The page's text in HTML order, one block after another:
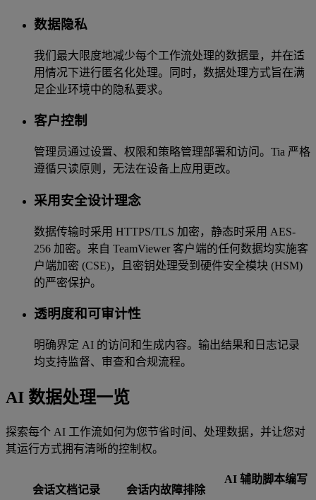
数据隐私
我们最大限度地减少每个工作流处理的数据量，并在适
用情况下进行匿名化处理。同时，数据处理方式旨在满
足企业环境中的隐私要求。
客户控制
管理员通过设置、权限和策略管理部署和访问。Tia 严格
遵循只读原则，无法在设备上应用更改。
采用安全设计理念
数据传输时采用 HTTPS/TLS 加密，静态时采用 AES-
256 加密。来自 TeamViewer 客户端的任何数据均实施客
户端加密 (CSE)，且密钥处理受到硬件安全模块 (HSM)
的严密保护。
透明度和可审计性
明确界定 AI 的访问和生成内容。输出结果和日志记录
均支持监督、审查和合规流程。
AI 数据处理一览
探索每个 AI 工作流如何为您节省时间、处理数据，并让您对
其运行方式拥有清晰的控制权。
会话文档记录 会话内故障排除
AI 辅助脚本编写